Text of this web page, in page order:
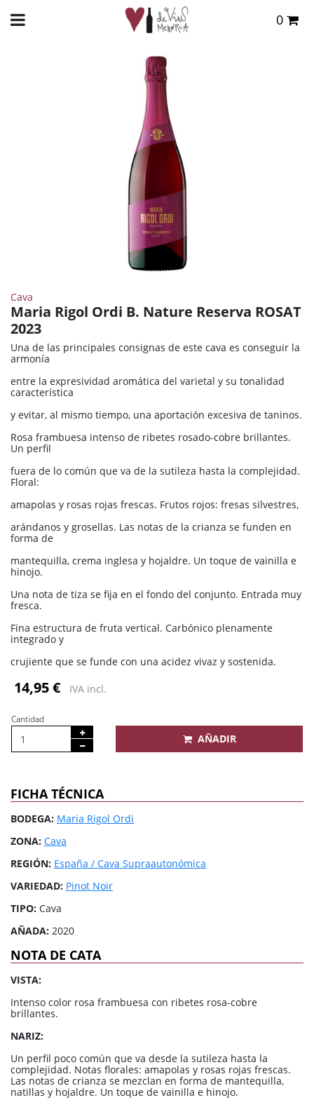
0
VER CESTA
Cava
Maria Rigol Ordi B. Nature Reserva ROSAT
2023
Una de las principales consignas de este cava es conseguir la
armonía
entre la expresividad aromática del varietal y su tonalidad
característica
y evitar, al mismo tiempo, una aportación excesiva de taninos.
Rosa frambuesa intenso de ribetes rosado-cobre brillantes.
Un perfil
fuera de lo común que va de la sutileza hasta la complejidad.
Floral:
amapolas y rosas rojas frescas. Frutos rojos: fresas silvestres,
arándanos y grosellas. Las notas de la crianza se funden en
forma de
mantequilla, crema inglesa y hojaldre. Un toque de vainilla e
hinojo.
Una nota de tiza se fija en el fondo del conjunto. Entrada muy
fresca.
Fina estructura de fruta vertical. Carbónico plenamente
integrado y
crujiente que se funde con una acidez vivaz y sostenida.
14,95 € IVA incl.
Cantidad
AÑADIR
FICHA TÉCNICA
BODEGA: Maria Rigol Ordi
ZONA: Cava
REGIÓN: España / Cava Supraautonómica
VARIEDAD: Pinot Noir
TIPO: Cava
AÑADA: 2020
NOTA DE CATA
VISTA:
Intenso color rosa frambuesa con ribetes rosa-cobre
brillantes.
NARIZ:
Un perfil poco común que va desde la sutileza hasta la
complejidad. Notas florales: amapolas y rosas rojas frescas.
Las notas de crianza se mezclan en forma de mantequilla,
natillas y hojaldre. Un toque de vainilla e hinojo.